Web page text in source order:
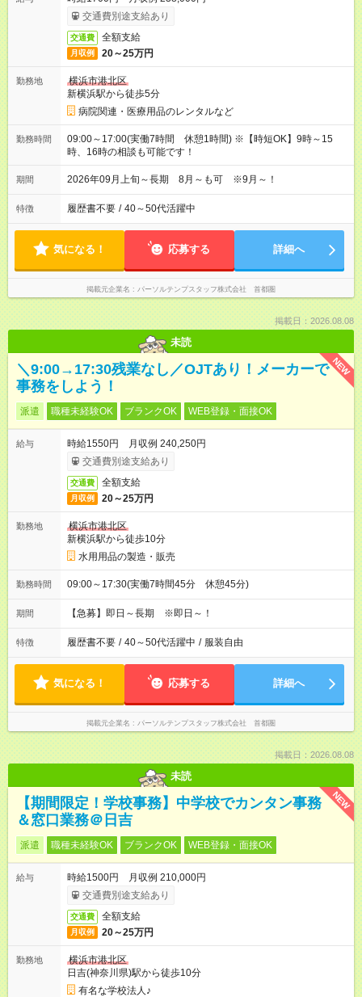
交通費別途支給あり
交通費 全額支給
月収例 20～25万円
勤務地
横浜市港北区
新横浜駅から徒歩5分
病院関連・医療用品のレンタルなど
勤務時間
09:00～17:00(実働7時間 休憩1時間) ※【時短OK】9時～15
時、16時の相談も可能です！
期間 2026年09月上旬～長期 8月～も可 ※9月～！
特徴 履歴書不要 / 40～50代活躍中
気になる！ 応募する 詳細へ
掲載元企業名 パーソルテンプスタッフ株式会社 首都圏
掲載日：2026.08.08
未読
NEW
＼9:00→17:30残業なし／OJTあり！メーカーで
事務をしよう！
派遣 職種未経験OK ブランクOK WEB登録・面接OK
給与
時給1550円 月収例 240,250円
交通費別途支給あり
交通費 全額支給
月収例 20～25万円
勤務地
横浜市港北区
新横浜駅から徒歩10分
水用用品の製造・販売
勤務時間 09:00～17:30(実働7時間45分 休憩45分)
期間 【急募】即日～長期 ※即日～！
特徴 履歴書不要 / 40～50代活躍中 / 服装自由
気になる！ 応募する 詳細へ
掲載元企業名 パーソルテンプスタッフ株式会社 首都圏
掲載日：2026.08.08
未読
NEW
【期間限定！学校事務】中学校でカンタン事務
＆窓口業務＠日吉
派遣 職種未経験OK ブランクOK WEB登録・面接OK
給与
時給1500円 月収例 210,000円
交通費別途支給あり
交通費 全額支給
月収例 20～25万円
勤務地
横浜市港北区
日吉(神奈川県)駅から徒歩10分
有名な学校法人♪